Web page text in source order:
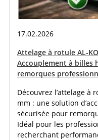
17.02.2026
Attelage à rotule AL-
Accouplement à billes
remorques
Découvrez l’attelage à
mm : une solution
sécurisée pour
Idéal pour les
recherchant